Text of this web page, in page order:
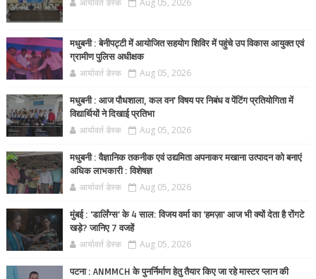
आर्यावर्त डेस्क Aug 05, 2026
मधुबनी : बेनीपट्टी में आयोजित सहयोग शिविर में पहुंचे उप विकास आयुक्त एवं
ग्रामीण पुलिस अधीक्षक
आर्यावर्त डेस्क Aug 05, 2026
मधुबनी : आज पौधशाला, कल वन' विषय पर निबंध व पेंटिंग प्रतियोगिता में
विद्यार्थियों ने दिखाई प्रतिभा
आर्यावर्त डेस्क Aug 05, 2026
मधुबनी : वैज्ञानिक तकनीक एवं उद्यमिता अपनाकर मखाना उत्पादन को बनाएं
अधिक लाभकारी : विशेषज्ञ
आर्यावर्त डेस्क Aug 05, 2026
मुंबई : 'डार्लिंग्स' के 4 साल: विजय वर्मा का 'हमज़ा' आज भी क्यों देता है रोंगटे
खड़े? जानिए 7 वजहें
आर्यावर्त डेस्क Aug 05, 2026
पटना : ANMMCH के पुनर्निर्माण हेतु तैयार किए जा रहे मास्टर प्लान की